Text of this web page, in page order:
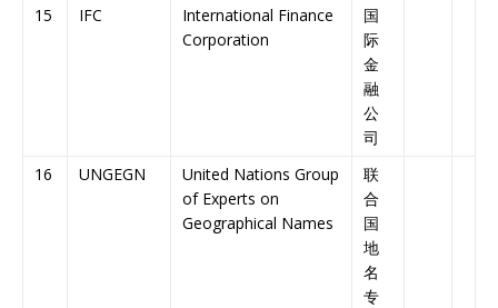
15
IFC
International Finance
Corporation
国
际
金
融
公
司
16
UNGEGN
United Nations Group
of Experts on
Geographical Names
联
合
国
地
名
专